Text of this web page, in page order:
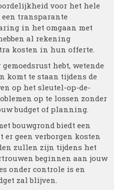
voor het hele
transparante
in het omgaan met
al rekening
kosten in hun offerte.
hebt, wetende
komt te staan tijdens de
op het sleutel-op-de-
op te lossen zonder
budget of planning.
bouwgrond biedt een
geen verborgen kosten
zullen zijn tijdens het
beginnen aan jouw
onder controle is en
zal blijven.